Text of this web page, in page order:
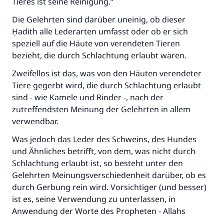
Die Gelehrten sind darüber uneinig, ob dieser
Ḥadith alle Lederarten umfasst oder ob er sich
speziell auf die Häute von verendeten Tieren
bezieht, die durch Schlachtung erlaubt wären.
Zweifellos ist das, was von den Häuten verendeter
Tiere gegerbt wird, die durch Schlachtung erlaubt
sind - wie Kamele und Rinder -, nach der
zutreffendsten Meinung der Gelehrten in allem
verwendbar.
Was jedoch das Leder des Schweins, des Hundes
und Ähnliches betrifft, von dem, was nicht durch
Schlachtung erlaubt ist, so besteht unter den
Gelehrten Meinungsverschiedenheit darüber, ob es
durch Gerbung rein wird. Vorsichtiger (und besser)
ist es, seine Verwendung zu unterlassen, in
Anwendung der Worte des Propheten - Allahs
Die Antwort Nr. 110845 rettete eine
Ehe.
Unterstütze die Arbeit von Islam Q&A
Der Prophet -Allahs Segen und Frieden auf
ihm- sagte:
"Wer zum Guten aufruft, hat den Lohn
desjenigen, der sie durchführt."